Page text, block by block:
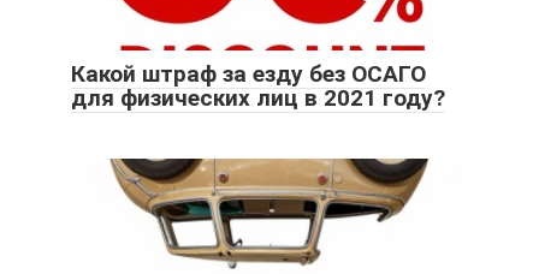
Какой штраф за езду без ОСАГО
для физических лиц в 2021 году?